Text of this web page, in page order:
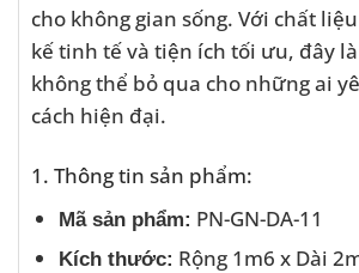
cho không gian sống. Với chất
kế tinh tế và tiện ích tối ưu, đây
không thể bỏ qua cho những ai
cách hiện đại.
1. Thông tin sản phẩm:
Mã sản phẩm: PN-GN-DA-11
Kích thước: Rộng 1m6 x Dài